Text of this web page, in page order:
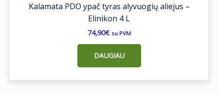
Kalamata PDO ypač tyras alyvuogių aliejus –
Elinikon 4 L
74,90€ su PVM
DAUGIAU